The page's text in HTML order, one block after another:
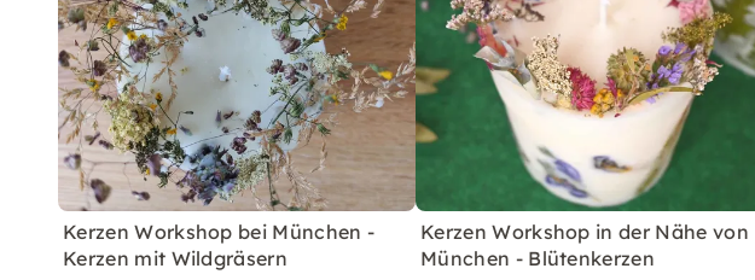
Kerzen Workshop bei München -
Kerzen mit Wildgräsern
Kerzen Workshop in der Nähe von
München - Blütenkerzen